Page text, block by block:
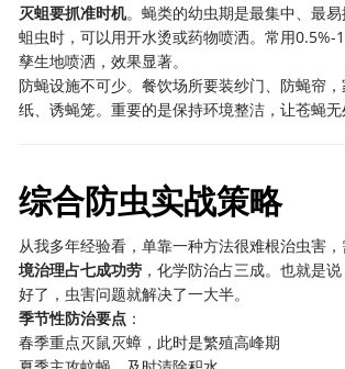
灭蛆要抓准时机。蝇类的幼虫期是最集中、最
蛆虫时，可以用开水烫或药物喷洒。常用0.5%-
孳生地喷洒，效果显著。
防蝇设施不可少。餐饮场所要装纱门、防蝇帘
纸、诱蝇笼。重要的是保持环境整洁，让苍蝇无
综合防虫实战策略
从我多年经验看，单靠一种方法很难根治虫害
境治理占七成功劳 ，化学防治占三成。也就是
好了，虫害问题就解决了一大半。
季节性防治要点 ：
春季重点灭鼠灭蟑，此时是繁殖高峰期